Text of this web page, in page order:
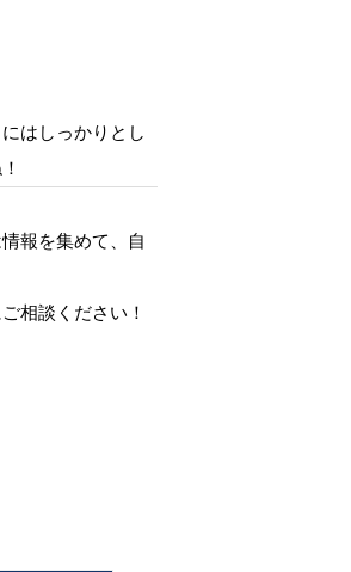
はしっかりとし
報を集めて、自
相談ください！